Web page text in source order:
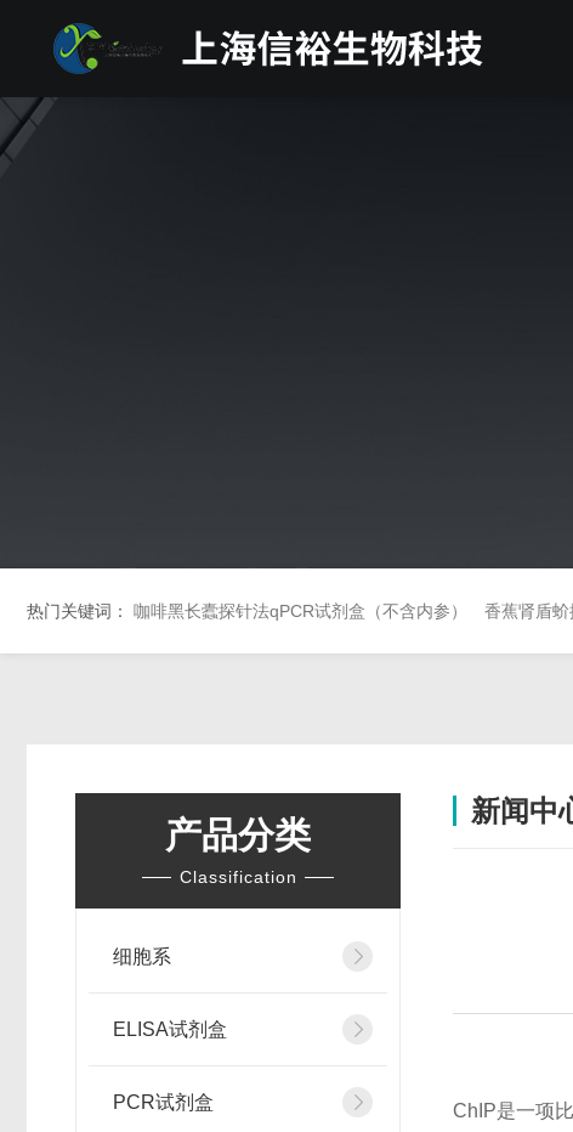
热门关键词： 咖啡黑长蠹探针法qPCR试剂盒（不含内参） 香蕉肾盾蚧
产品分类
Classification
细胞系
ELISA试剂盒
PCR试剂盒
新闻中
ChIP是一项